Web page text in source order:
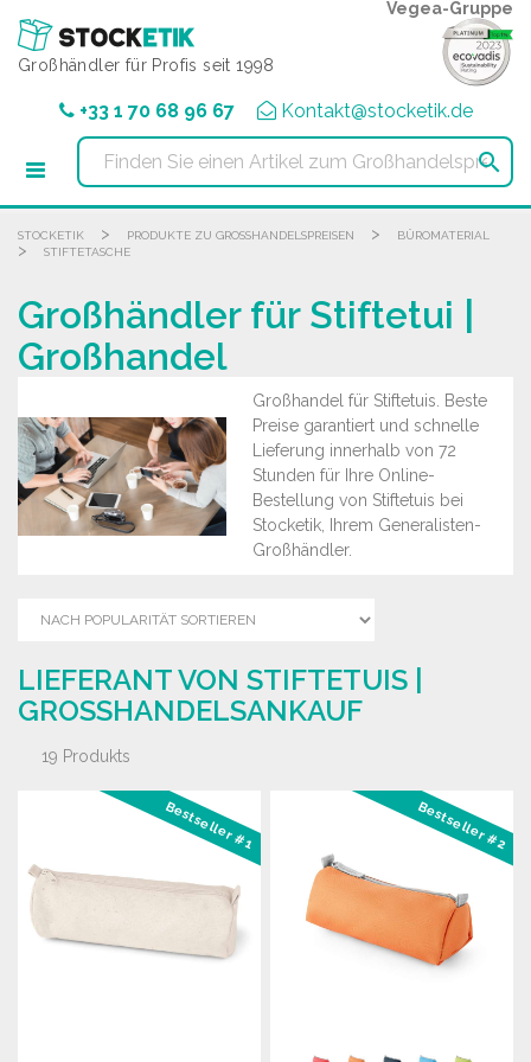
Großhändler für Profis seit 1998
Vegea-Gruppe
+33 1 70 68 96 67 Kontakt@stocketik.de

STOCKETIK > PRODUKTE ZU GROSSHANDELSPREISEN > BÜROMATERIAL
> STIFTETASCHE
Großhändler für Stiftetui |
Großhandel
Großhandel für Stiftetuis. Beste
Preise garantiert und schnelle
Lieferung innerhalb von 72
Stunden für Ihre Online-
Bestellung von Stiftetuis bei
Stocketik, Ihrem Generalisten-
Großhändler.
LIEFERANT VON STIFTETUIS |
GROSSHANDELSANKAUF
19 Produkts
Bestseller #1 Bestseller #2